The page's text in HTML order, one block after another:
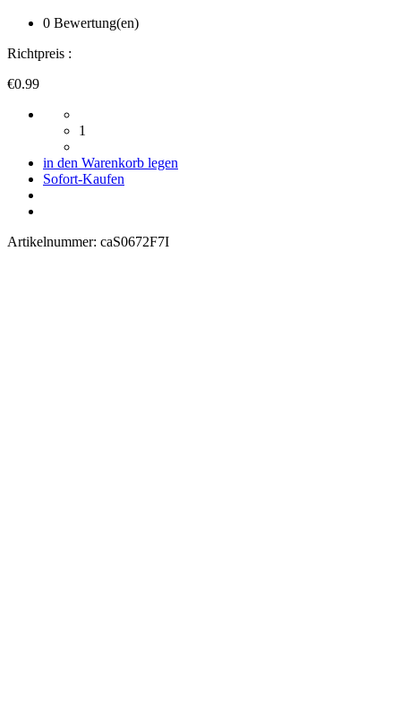
0 Bewertung(en)
Richtpreis :
€0.99
1
in den Warenkorb legen
Sofort-Kaufen
Artikelnummer: caS0672F7I